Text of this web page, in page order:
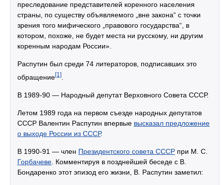
преследование представителей коренного населения
страны, по существу объявляемого „вне закона“ с точки
зрения того мифического „правового государства“, в
котором, похоже, не будет места ни русскому, ни другим
коренным народам России».
Распутин был среди 74 литераторов, подписавших это
обращение[1]
В 1989-90 — Народный депутат Верховного Совета СССР.
Летом 1989 года на первом съезде народных депутатов
СССР Валентин Распутин впервые высказал предложение
о выходе России из СССР.
В 1990-91 — член Президентского совета СССР при М. С.
Горбачеве . Комментируя в позднейшей беседе с В.
Бондаренко этот эпизод его жизни, В. Распутин заметил: